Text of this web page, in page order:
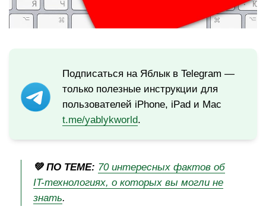
Подписаться на Яблык в Telegram —
только полезные инструкции для
пользователей iPhone, iPad и Mac
t.me/yablykworld.
💚 ПО ТЕМЕ: 70 интересных фактов об
IT-технологиях, о которых вы могли не
знать.